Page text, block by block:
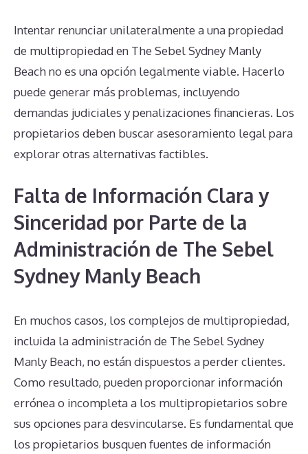
Intentar renunciar unilateralmente a una propiedad
de multipropiedad en The Sebel Sydney Manly
Beach no es una opción legalmente viable. Hacerlo
puede generar más problemas, incluyendo
demandas judiciales y penalizaciones financieras. Los
propietarios deben buscar asesoramiento legal para
explorar otras alternativas factibles.
Falta de Información Clara y
Sinceridad por Parte de la
Administración de The Sebel
Sydney Manly Beach
En muchos casos, los complejos de multipropiedad,
incluida la administración de The Sebel Sydney
Manly Beach, no están dispuestos a perder clientes.
Como resultado, pueden proporcionar información
errónea o incompleta a los multipropietarios sobre
sus opciones para desvincularse. Es fundamental que
los propietarios busquen fuentes de información